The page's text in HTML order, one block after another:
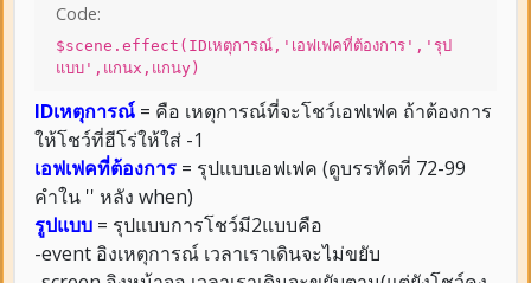
Code:
$scene.effect(IDเหตุการณ์,'เอฟเฟคที่ต้องการ','รุป
แบบ',แกนx,แกนy)
IDเหตุการณ์ = คือ เหตุการณ์ที่จะโชว์เอฟเฟค ถ้าต้องการ
ให้โชว์ที่ฮีโร่ให้ใส่ -1
เอฟเฟคที่ต้องการ = รุปแบบเอฟเฟค (ดูบรรทัดที่ 72-99
คำใน '' หลัง when)
รูปแบบ = รุปแบบการโชว์มี2แบบคือ
-event อิงเหตุการณ์ เวลาเราเดินจะไม่ขยับ